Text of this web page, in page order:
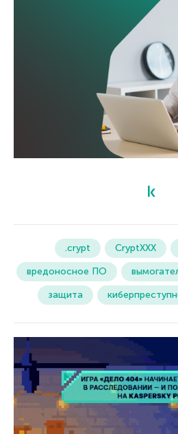
.crypt CryptXXX
вредоносное ПО
защита